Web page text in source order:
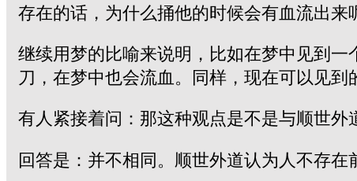
存在的话，为什么捅他的时候会有血流出来
继续用梦的比喻来说明，比如在梦中见到
刀，在梦中也会流血。同样，现在可以见到
有人紧接着问：那这种观点是不是与顺世外
回答是：并不相同。顺世外道认为人不存